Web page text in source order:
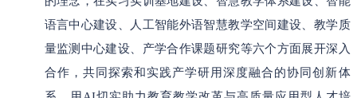
语言中心建设、人工智能外语智慧教学空间建设、教学质
量监测中心建设、产学合作课题研究等六个方面展开深入
合作，共同探索和实践产学研用深度融合的协同创新体